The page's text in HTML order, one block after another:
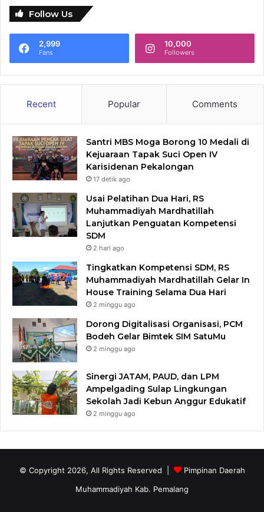
Follow Us
2,999
Fans
10,000
Followers
Recent Popular Comments
Santri MBS Moga Borong 10 Medali di
Kejuaraan Tapak Suci Open IV
Karisidenan Pekalongan
17 detik ago
Usai Pelatihan Dua Hari, RS
Muhammadiyah Mardhatillah
Lanjutkan Penguatan Kompetensi
SDM
2 hari ago
Tingkatkan Kompetensi SDM, RS
Muhammadiyah Mardhatillah Gelar In
House Training Selama Dua Hari
2 minggu ago
Dorong Digitalisasi Organisasi, PCM
Bodeh Gelar Bimtek SIM SatuMu​
2 minggu ago
Sinergi JATAM, PAUD, dan LPM
Ampelgading Sulap Lingkungan
Sekolah Jadi Kebun Anggur Edukatif
2 minggu ago
© Copyright 2026, All Rights Reserved |
Pimpinan Daerah
Muhammadiyah Kab. Pemalang